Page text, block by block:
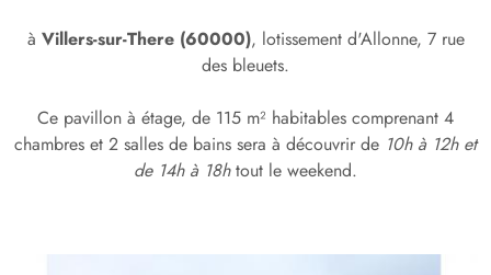
à Villers-sur-There (60000), lotissement d'Allonne, 7 rue
des bleuets.
Ce pavillon à étage, de 115 m² habitables comprenant 4
chambres et 2 salles de bains sera à découvrir de 10h à 12h et
de 14h à 18htout le weekend.